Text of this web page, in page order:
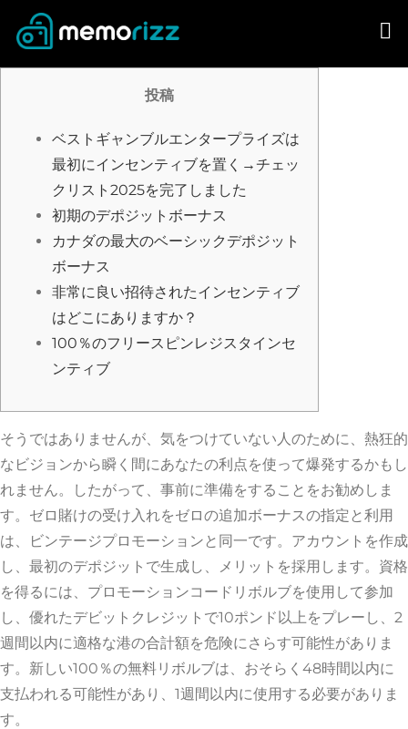
投稿
ベストギャンブルエンタープライズは
最初にインセンティブを置く→チェッ
クリスト2025を完了しました
初期のデポジットボーナス
カナダの最大のベーシックデポジット
ボーナス
非常に良い招待されたインセンティブ
はどこにありますか？
100％のフリースピンレジスタインセ
ンティブ
そうではありませんが、気をつけていない人のために、熱狂的
なビジョンから瞬く間にあなたの利点を使って爆発するかもし
れません。したがって、事前に準備をすることをお勧めしま
す。ゼロ賭けの受け入れをゼロの追加ボーナスの指定と利用
は、ビンテージプロモーションと同一です。アカウントを作成
し、最初のデポジットで生成し、メリットを採用します。資格
を得るには、プロモーションコードリボルブを使用して参加
し、優れたデビットクレジットで10ポンド以上をプレーし、2
週間以内に適格な港の合計額を危険にさらす可能性がありま
す。新しい100％の無料リボルブは、おそらく48時間以内に
支払われる可能性があり、1週間以内に使用する必要がありま
す。